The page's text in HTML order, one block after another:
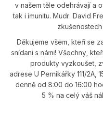
v našem těle odehrávají a
tak i imunitu. Mudr. David
Děkujeme všem, kteří se
snídani s námi! Všechny,
produkty vyzkoušet,
adrese U Pernikářky 111/2A,
denně od 8:00 do 16:00
5 % na celý váš